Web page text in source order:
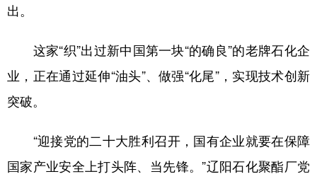
出。
这家“织”出过新中国第一块“的确良”的老牌石化企
业，正在通过延伸“油头”、做强“化尾”，实现技术创新
突破。
“迎接党的二十大胜利召开，国有企业就要在保障
国家产业安全上打头阵、当先锋。”辽阳石化聚酯厂党